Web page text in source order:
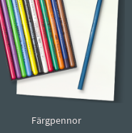
Färgpennor